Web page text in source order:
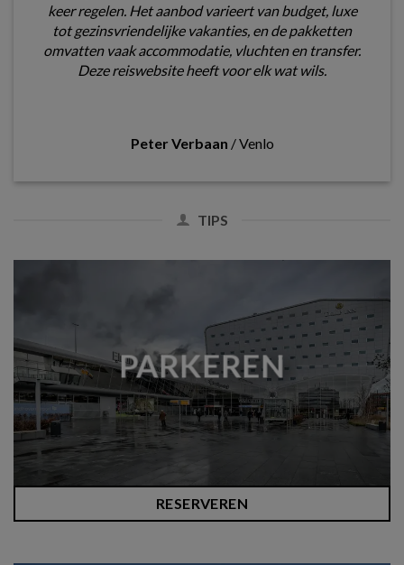
keer regelen. Het aanbod varieert van budget, luxe
tot gezinsvriendelijke vakanties, en de pakketten
omvatten vaak accommodatie, vluchten en transfer.
Deze reiswebsite heeft voor elk wat wils.
Peter Verbaan /Venlo
TIPS
PARKEREN
RESERVEREN